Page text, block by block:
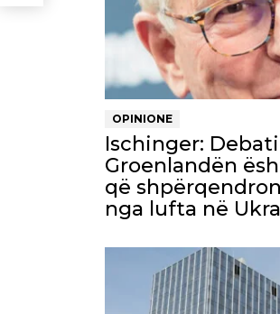
OPINIONE
Ischinger:
Groenlandën
që
nga lufta në